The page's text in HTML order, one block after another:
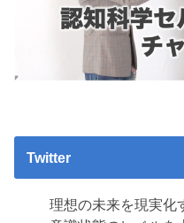
Twitter
理想の未来を現実化